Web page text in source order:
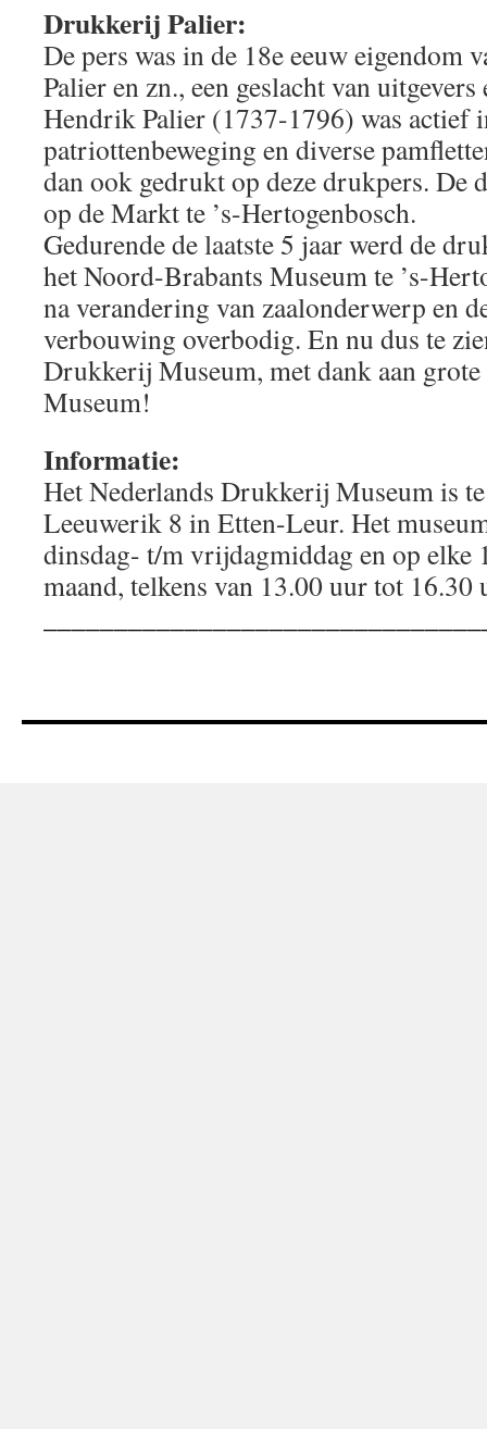
Drukkerij Palier:
De pers was in de 18e eeuw
Palier en zn., een geslacht van
Hendrik Palier (1737-1796) was actief
patriottenbeweging en diverse
dan ook gedrukt op deze drukpers. De
op de Markt te ’s-Hertogenbosch.
Gedurende de laatste 5 jaar werd de
het Noord-Brabants Museum te ’s-
na verandering van zaalonderwerp en
verbouwing overbodig. En nu dus te
Drukkerij Museum, met dank aan
Museum!
Informatie:
Het Nederlands Drukkerij Museum is
Leeuwerik 8 in Etten-Leur. Het
dinsdag- t/m vrijdagmiddag en op elke
maand, telkens van 13.00 uur tot 16.30